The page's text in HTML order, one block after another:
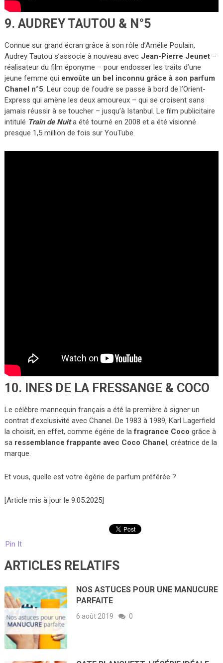
9. AUDREY TAUTOU & N°5
Connue sur grand écran grâce à son rôle d’Amélie Poulain,
Audrey Tautou s’associe à nouveau avec Jean-Pierre Jeunet–
réalisateur du film éponyme – pour endosser les traits d’une
jeune femme qui envoûte un bel inconnu grâce à son parfum
Chanel n°5. Leur coup de foudre se passe à bord de l’Orient-
Express qui amène les deux amoureux – qui se croisent sans
jamais réussir à se toucher – jusqu’à Istanbul. Le film publicitaire
intitulé Train de Nuita été tourné en 2008 et a été visionné
presque 1,5 million de fois sur YouTube.
10. INES DE LA FRESSANGE & COCO
Le célèbre mannequin français a été la première à signer un
contrat d’exclusivité avec Chanel. De 1983 à 1989, Karl Lagerfield
la choisit, en effet, comme égérie de lafragrance Coco grâce à
sa ressemblance frappante avec Coco Chanel, créatrice de la
marque.
Et vous, quelle est votre égérie de parfum préférée ?
[Article mis à jour le 9.05.2025]
Pin It
ARTICLES RELATIFS
NOS ASTUCES POUR UNE MANUCURE
PARFAITE
6 août 2019 0